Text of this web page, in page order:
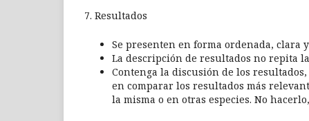
7. Resultados
Se presenten en forma ordenada, clara
La descripción de resultados no repita
Contenga la discusión de los
en comparar los resultados más
la misma o en otras especies. No